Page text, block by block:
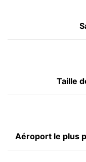
Taille
Aéroport le plus